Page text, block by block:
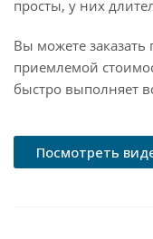
просты, у них
Вы можете
приемлемой
быстро выполняет
Посмотреть